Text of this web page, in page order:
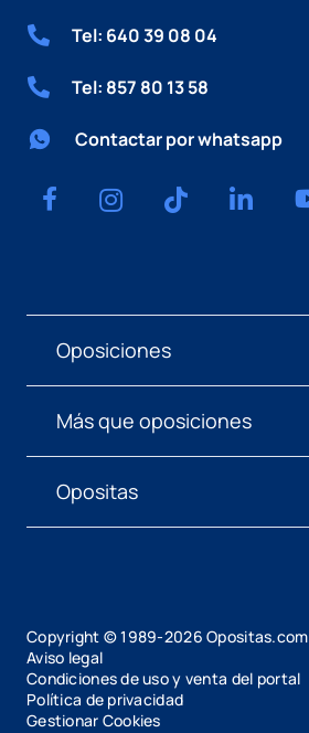
Tel: 640 39 08 04
Tel: 857 80 13 58
Contactar por whatsapp
Oposiciones
Más que oposiciones
Opositas
Copyright © 1989-2026 Opositas.com
Aviso legal
Condiciones de uso y venta del portal
Política de privacidad
Gestionar Cookies